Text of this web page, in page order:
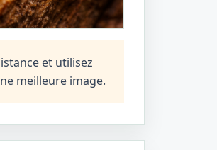
et utilisez
meilleure image.